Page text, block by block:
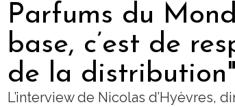
Parfums du
base, c’est de
de la distribution"
L’interview de Nicolas d’Hyèvres,